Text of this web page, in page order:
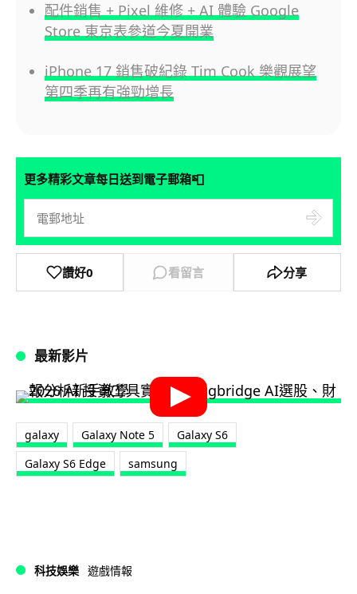
配件銷售 + Pixel 維修 + AI 體驗 Google
Store 東京表參道今夏開業
iPhone 17 銷售破紀錄 Tim Cook 樂觀展望
第四季再有強勁增長
更多精彩文章每日送到電子郵箱📮
讚好0 看留言 分享
最新影片
galaxy Galaxy Note 5
Galaxy S6
Galaxy S6 Edge
samsung
科技娛樂 遊戲情報